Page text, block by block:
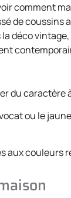
comment
de coussins
déco
du caractère
ou le
aux couleurs